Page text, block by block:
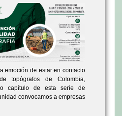
emoción de estar en contacto
topógrafos de Colombia,
capítulo de esta serie de
convocamos a empresas